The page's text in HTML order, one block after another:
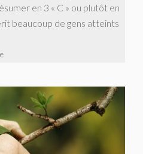
en 3 « C » ou plutôt en
beaucoup de gens atteints